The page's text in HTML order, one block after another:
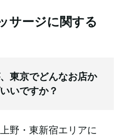
サージに関する
東京でどんなお店か
いですか？
野・東新宿エリアに